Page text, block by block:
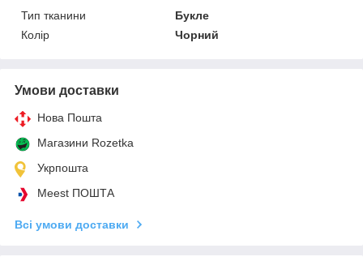
Тип тканини
Букле
Колір
Чорний
Умови доставки
Нова Пошта
Магазини Rozetka
Укрпошта
Meest ПОШТА
Всі умови доставки